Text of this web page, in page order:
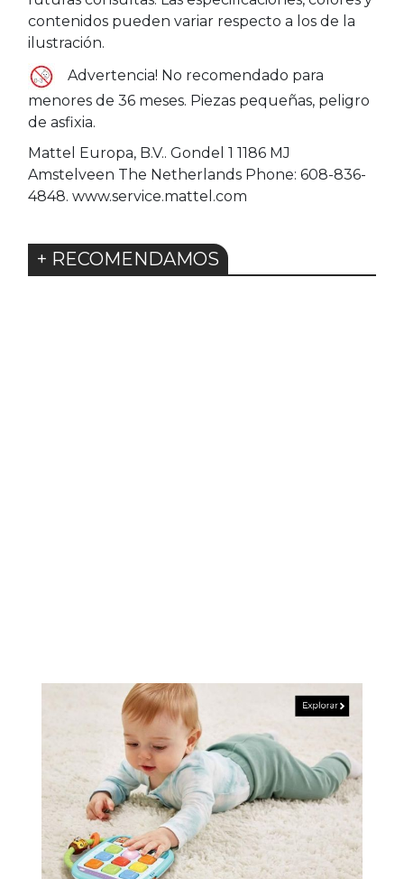
contenidos pueden variar respecto a los de la
ilustración.
Advertencia! No recomendado para
menores de 36 meses. Piezas pequeñas, peligro
de asfixia.
Mattel Europa, B.V.. Gondel 1 1186 MJ
Amstelveen The Netherlands Phone: 608-836-
4848. www.service.mattel.com
+ RECOMENDAMOS